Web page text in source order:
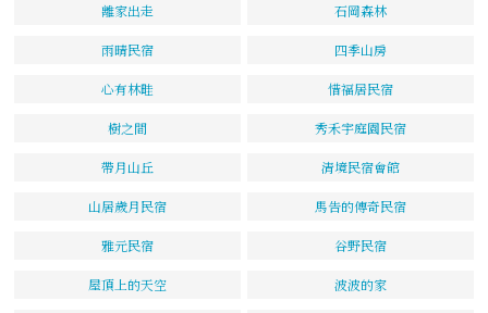
離家出走 石岡森林
雨晴民宿 四季山房
心有林畦 惜福居民宿
樹之間 秀禾宇庭園民宿
帶月山丘 清境民宿會館
山居歲月民宿 馬告的傳奇民宿
雅元民宿 谷野民宿
屋頂上的天空 波波的家